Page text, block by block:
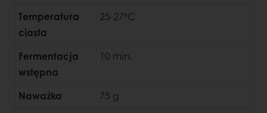
Temperatura
ciasta
25-27ºC
Fermentacja
wstępna
10 min.
Naważka
75 g